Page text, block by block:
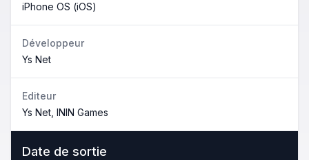
iPhone OS (iOS)
Développeur
Ys Net
Editeur
Ys Net, ININ Games
Date de sortie